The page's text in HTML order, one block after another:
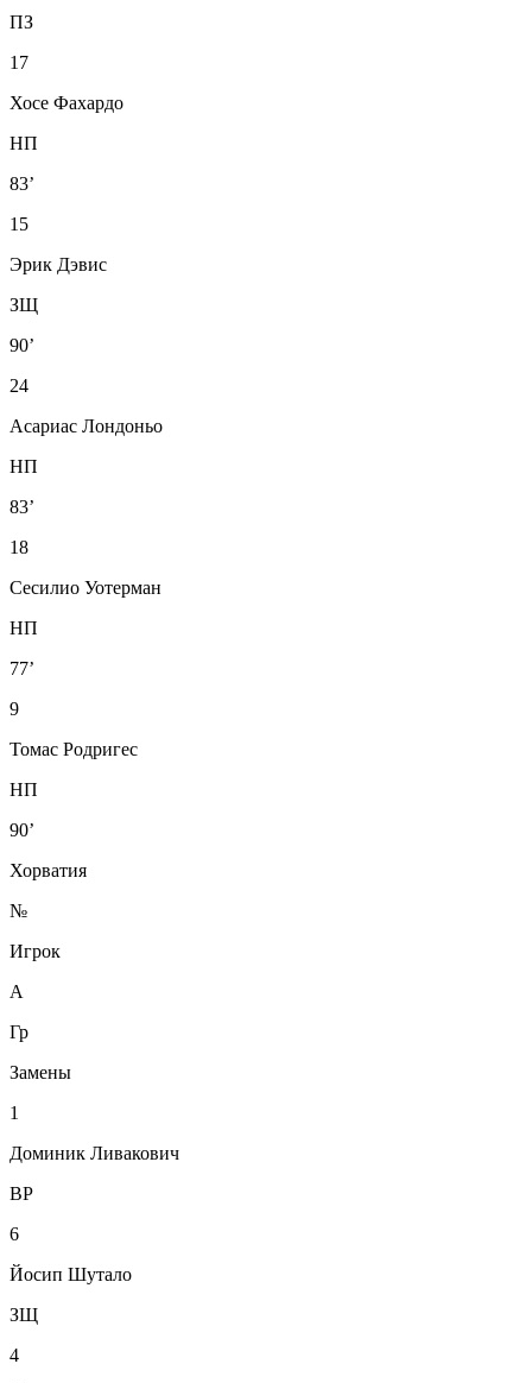
ПЗ
17
Хосе Фахардо
НП
83’
15
Эрик Дэвис
ЗЩ
90’
24
Асариас Лондоньо
НП
83’
18
Сесилио Уотерман
НП
77’
9
Томас Родригес
НП
90’
Хорватия
№
Игрок
А
Гр
Замены
1
Доминик Ливакович
ВР
6
Йосип Шутало
ЗЩ
4